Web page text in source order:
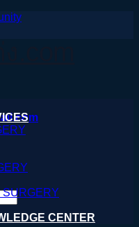
SURGERY
CENTER